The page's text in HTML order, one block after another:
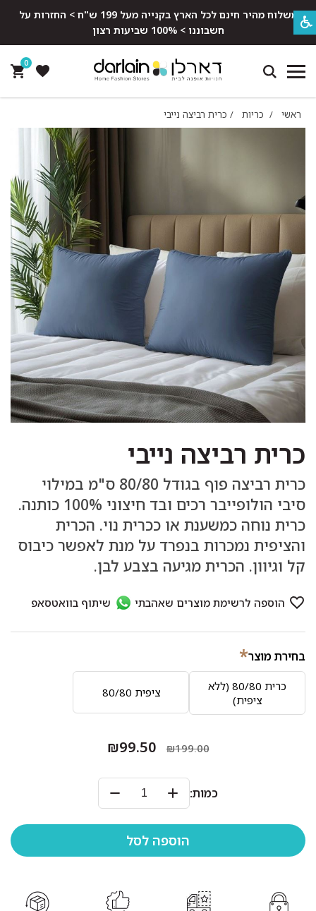
משלוח מהיר חינם לכל הארץ בקנייה מעל 199 ש"ח > החזרות על
חשבוננו > 100% שביעות רצון
0
ראשי / כריות / כרית רביצה נייבי
כרית רביצה נייבי
כרית רביצה פוף בגודל 80/80 ס"מ במילוי
סיבי הולופייבר רכים ובד חיצוני 100% כותנה.
כרית נוחה כמשענת או ככרית נוי. הכרית
והציפית נמכרות בנפרד על מנת לאפשר כיבוס
קל וגיוון. הכרית מגיעה בצבע לבן.
בחירת מוצר*
כרית 80/80 (ללא
ציפית)
ציפית 80/80
₪199.00
₪99.50
כמות: